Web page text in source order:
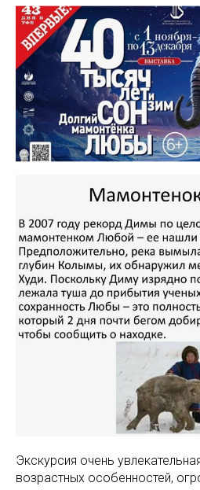
Экскурсия очень
возрастных особенностей,